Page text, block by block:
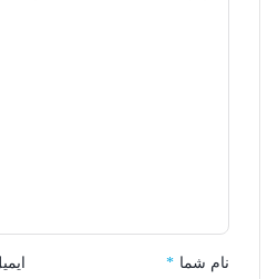
نام شما *